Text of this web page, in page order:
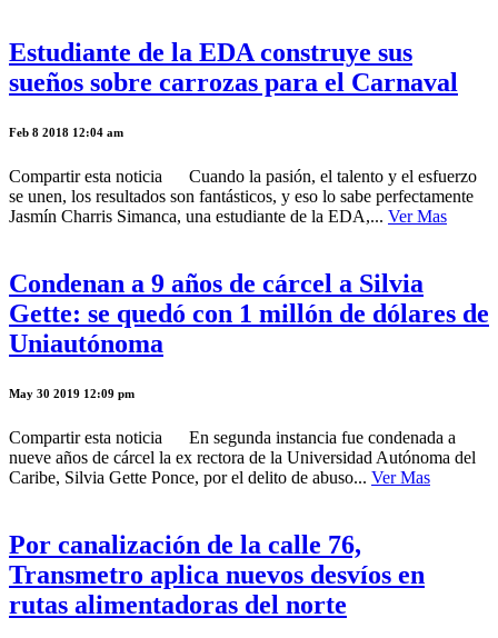
Estudiante de la EDA construye sus
sueños sobre carrozas para el Carnaval
Feb 8 2018 12:04 am
Compartir esta noticia Cuando la pasión, el talento y el esfuerzo
se unen, los resultados son fantásticos, y eso lo sabe perfectamente
Jasmín Charris Simanca, una estudiante de la EDA,... Ver Mas
Condenan a 9 años de cárcel a Silvia
Gette: se quedó con 1 millón de dólares de
Uniautónoma
May 30 2019 12:09 pm
Compartir esta noticia En segunda instancia fue condenada a
nueve años de cárcel la ex rectora de la Universidad Autónoma del
Caribe, Silvia Gette Ponce, por el delito de abuso... Ver Mas
Por canalización de la calle 76,
Transmetro aplica nuevos desvíos en
rutas alimentadoras del norte